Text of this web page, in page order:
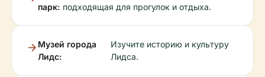
парк: подходящая для прогулок и отдыха.
Музей города
Лидс:
Изучите историю и культуру
Лидса.